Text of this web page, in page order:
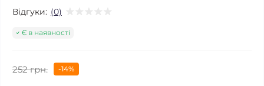
Відгуки: (0)
Є в наявності
252 грн. -14%